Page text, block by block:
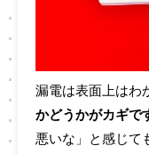
漏電は表面上はわ
かどうかがカギで
悪いな」と感じて